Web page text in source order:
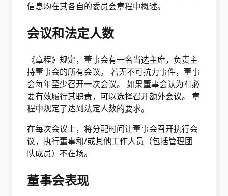
信息均在其各自的委员会章程中概述。
会议和法定人数
《章程》规定，董事会有一名当选主席，负责主
持董事会的所有会议。 若无不可抗力事件，董事
会每年至少召开一次会议。 如果董事会认为有必
要有效履行其职责，可以选择召开额外会议。 章
程中规定了达到法定人数的要求。
在每次会议上，将分配时间让董事会召开执行会
议，执行董事和/或其他工作人员（包括管理团
队成员）不在场。
董事会表现